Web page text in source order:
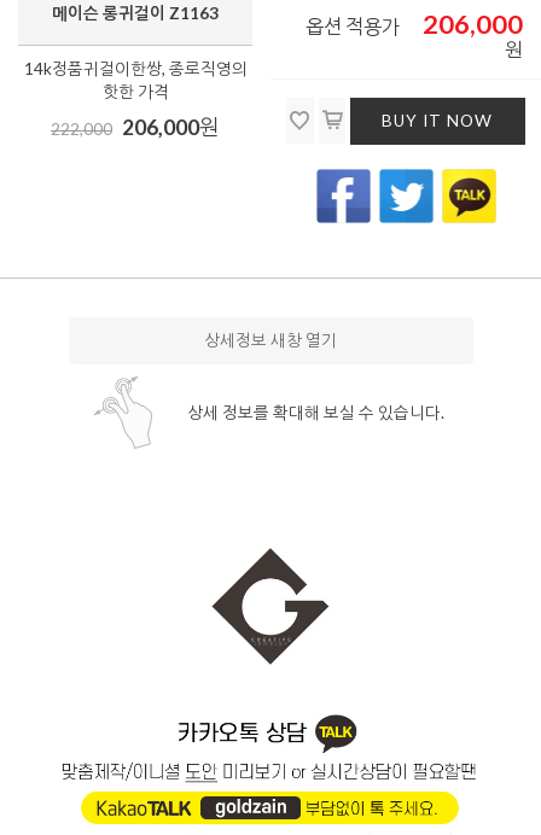
메이슨 롱귀걸이 Z1163
14k정품귀걸이한쌍, 종로직영의
핫한 가격
222,000 206,000원
옵션 적용가 206,000
원
BUY IT NOW
상세정보 새창 열기
상세 정보를 확대해 보실 수 있습니다.